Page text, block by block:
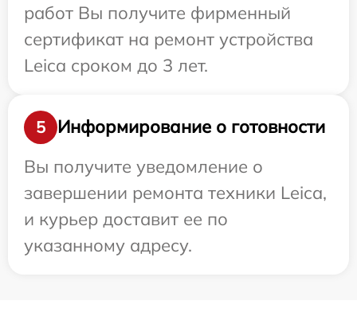
работ Вы получите фирменный
сертификат на ремонт устройства
Leica сроком до 3 лет.
5
Информирование о готовности
Вы получите уведомление о
завершении ремонта техники Leica,
и курьер доставит ее по
указанному адресу.